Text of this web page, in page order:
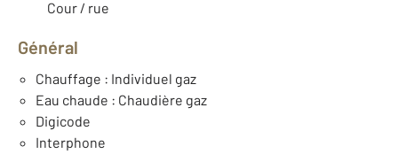
Cour / rue
Général
Chauffage : Individuel gaz
Eau chaude : Chaudière gaz
Digicode
Interphone